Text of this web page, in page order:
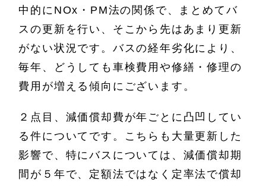
中的にNOx・PM法の関係で、まとめてバ
スの更新を行い、そこから先はあまり更新
がない状況です。バスの経年劣化により、
毎年、どうしても車検費用や修繕・修理の
費用が増える傾向にございます。
２点目、減価償却費が年ごとに凸凹してい
る件についてです。こちらも大量更新した
影響で、特にバスについては、減価償却期
間が５年で、定額法ではなく定率法で償却